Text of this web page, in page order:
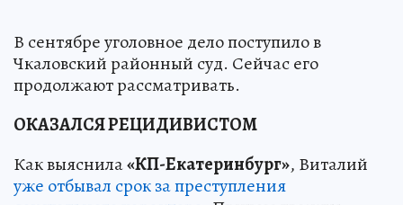
В сентябре уголовное дело поступило в
Чкаловский районный суд. Сейчас его
продолжают рассматривать.
ОКАЗАЛСЯ РЕЦИДИВИСТОМ
Как выяснила«КП-Екатеринбург», Виталий
уже отбывал срок за преступления